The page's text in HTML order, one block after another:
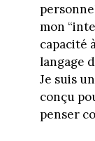
mon
capacité
langage
Je suis
conçu
penser